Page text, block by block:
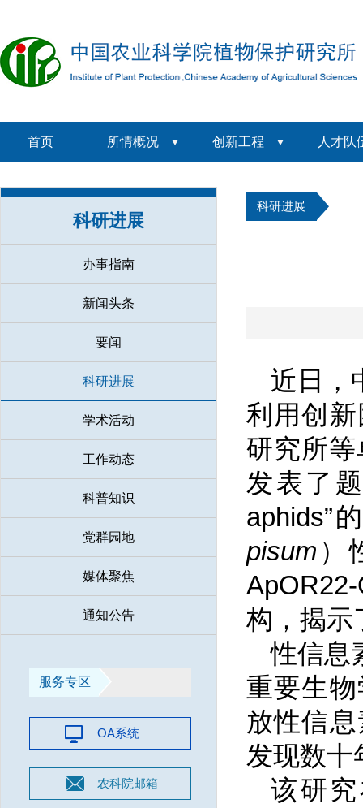
首页 所情概况 创新工程 人才队
科研进展
办事指南
新闻头条
要闻
科研进展
学术活动
工作动态
科普知识
党群园地
媒体聚焦
通知公告
服务专区
OA系统
农科院邮箱
科研进展
近日，
利用创
研究所
发表了
aphids”
pisum ）
构，揭示
性信息
重要生
放性信
发现数十
该研